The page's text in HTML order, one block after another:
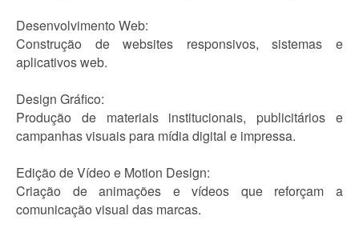
Desenvolvimento Web:
Construção de websites responsivos, sistemas e
aplicativos web.
Design Gráfico:
Produção de materiais institucionais, publicitários e
campanhas visuais para mídia digital e impressa.
Edição de Vídeo e Motion Design:
Criação de animações e vídeos que reforçam a
comunicação visual das marcas.